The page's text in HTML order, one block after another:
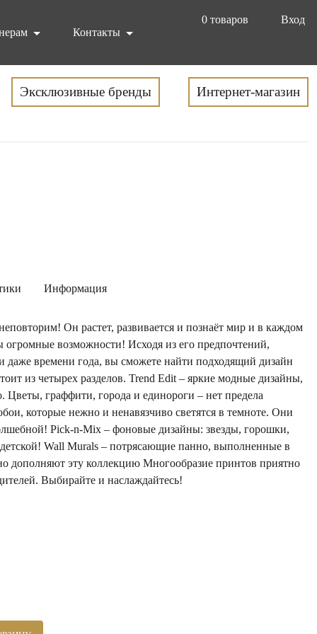
0 товаров
Вход
Контакты
Эксклюзивные бренды Интернет-магазин
Информация
Он растет, развивается и познаёт мир и в каждом
огромные возможности! Исходя из его предпочтений,
времени года, вы сможете найти подходящий дизайн
из четырех разделов. Trend Edit – яркие модные дизайны,
Цветы, граффити, города и единороги – нет предела
которые нежно и ненавязчиво светятся в темноте. Они
Pick-n-Mix – фоновые дизайны: звезды, горошки,
детской! Wall Murals – потрясающие панно, выполненные в
дополняют эту коллекцию Многообразие принтов приятно
Выбирайте и наслаждайтесь!